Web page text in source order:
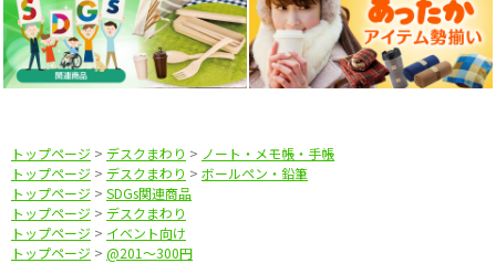
トップページ > デスクまわり > ノート・メモ帳・手帳
トップページ > デスクまわり > ボールペン・鉛筆
トップページ > SDGs関連商品
トップページ > デスクまわり
トップページ > イベント向け
トップページ > @201〜300円